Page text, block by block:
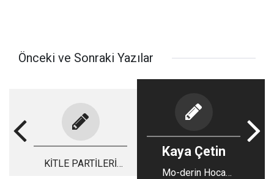
Önceki ve Sonraki Yazılar
KİTLE PARTİLERİ
Kaya Çetin
Mo-derin Hoca